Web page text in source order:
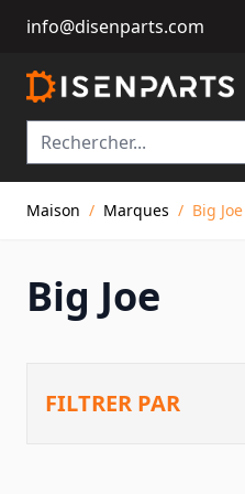
info@disenparts.com
Maison / Marques / Big Joe
Big Joe
FILTRER PAR